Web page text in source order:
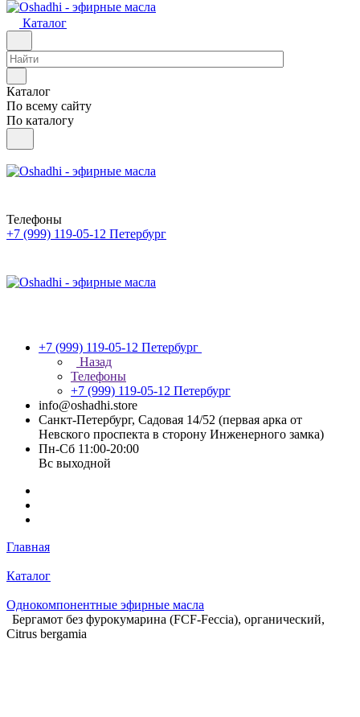
Каталог
Каталог
По всему сайту
По каталогу
Телефоны
+7 (999) 119-05-12 Петербург
+7 (999) 119-05-12 Петербург
Назад
Телефоны
+7 (999) 119-05-12 Петербург
info@oshadhi.store
Санкт-Петербург, Садовая 14/52 (первая арка от
Невского проспекта в сторону Инженерного замка)
Пн-Сб 11:00-20:00
Вс выходной
Главная
Каталог
Однокомпонентные эфирные масла
Бергамот без фурокумарина (FCF-Feccia), органический,
Citrus bergamia